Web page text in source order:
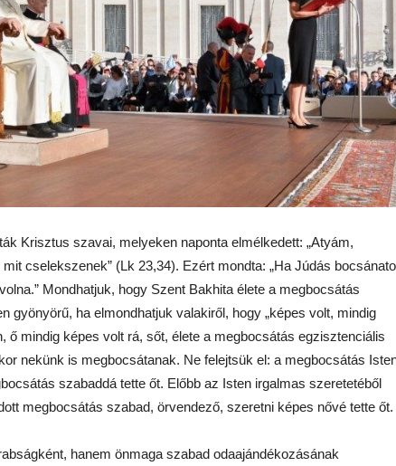
Krisztus szavai, melyeken naponta elmélkedett: „Atyám,
cselekszenek” (Lk 23,34). Ezért mondta: „Ha Júdás
Mondhatjuk, hogy Szent Bakhita élete a megbocsátás
gyönyörű, ha elmondhatjuk valakiről, hogy „képes volt, mindig
ő mindig képes volt rá, sőt, élete a megbocsátás egzisztenciális
nekünk is megbocsátanak. Ne felejtsük el: a megbocsátás
szabaddá tette őt. Előbb az Isten irgalmas szeretetéből
megbocsátás szabad, örvendező, szeretni képes nővé tette őt.
hanem önmaga szabad odaajándékozásának